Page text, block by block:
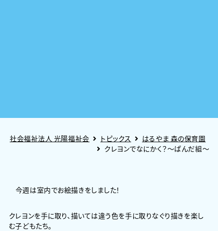
社会福祉法人 光陽福祉会 トピックス
はるやま 森の保育園
クレヨンでなにかく？～ぱんだ組～
今週は室内でお絵描きをしました！
クレヨンを手に取り、描いては違う色を手に取りなぐり描きを楽し
む子どもたち。